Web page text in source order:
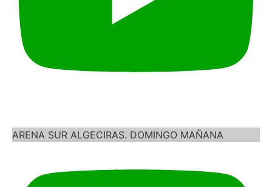
ARENA SUR ALGECIRAS. DOMINGO MAÑANA